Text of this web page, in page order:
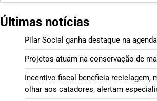
Últimas notícias
Pilar Social ganha destaque na
Projetos atuam na conservação de
Incentivo fiscal beneficia reciclagem,
olhar aos catadores, alertam